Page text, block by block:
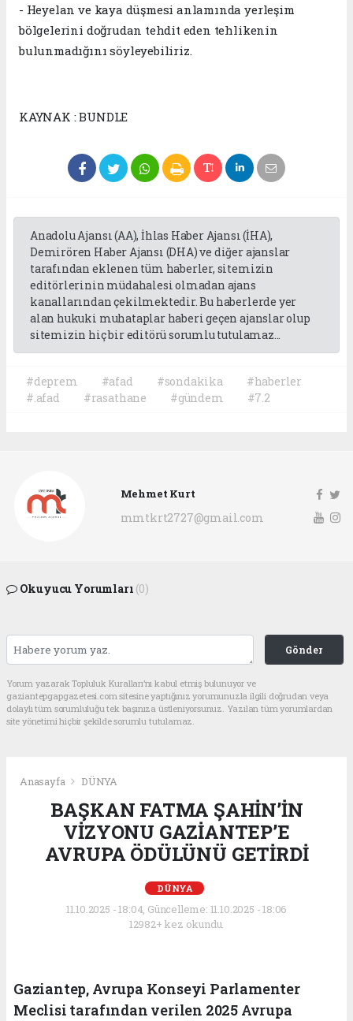
- Heyelan ve kaya düşmesi anlamında yerleşim
bölgelerini doğrudan tehdit eden tehlikenin
bulunmadığını söyleyebiliriz.
KAYNAK : BUNDLE
Anadolu Ajansı (AA), İhlas Haber Ajansı (İHA),
Demirören Haber Ajansı (DHA) ve diğer ajanslar
tarafından eklenen tüm haberler, sitemizin
editörlerinin müdahalesi olmadan ajans
kanallarından çekilmektedir. Bu haberlerde yer
alan hukuki muhataplar haberi geçen ajanslar olup
sitemizin hiç bir editörü sorumlu tutulamaz...
#deprem #afad #sondakika
#haberler
#.afad
#rasathane #gündem #7.2
Mehmet Kurt
mmtkrt2727@gmail.com
Okuyucu Yorumları (0)
Gönder
Yorum yazarak Topluluk Kuralları’nı kabul etmiş bulunuyor ve
gaziantepgapgazetesi.com sitesine yaptığınız yorumunuzla ilgili doğrudan veya
dolaylı tüm sorumluluğu tek başınıza üstleniyorsunuz. Yazılan tüm yorumlardan
site yönetimi hiçbir şekilde sorumlu tutulamaz.
Anasayfa DÜNYA
BAŞKAN FATMA ŞAHİN’İN
VİZYONU GAZİANTEP’E
AVRUPA ÖDÜLÜNÜ GETİRDİ
DÜNYA
11.10.2025 - 18:04, Güncelleme: 11.10.2025 - 18:06
12982+ kez okundu.
Gaziantep, Avrupa Konseyi Parlamenter
Meclisi tarafından verilen 2025 Avrupa